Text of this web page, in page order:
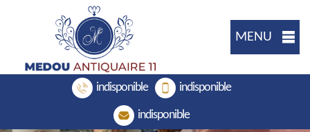
MENU
indisponible indisponible
indisponible